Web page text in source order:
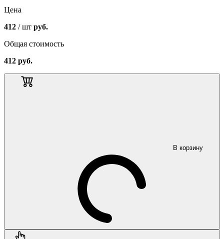
Цена
412 / шт руб.
Общая стоимость
412 руб.
В корзину